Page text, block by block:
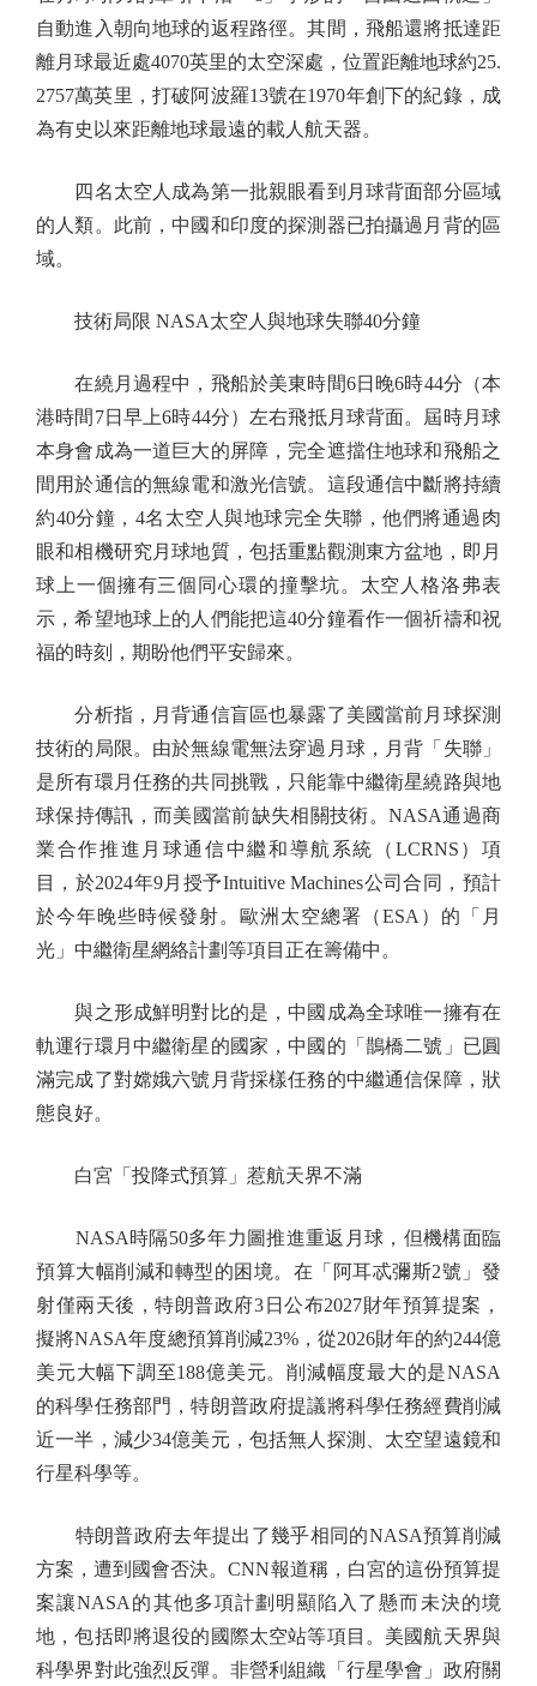
自動進入朝向地球的返程路徑。其間，飛船還將抵達距
離月球最近處4070英里的太空深處，位置距離地球約25.
2757萬英里，打破阿波羅13號在1970年創下的紀錄，成
為有史以來距離地球最遠的載人航天器。
四名太空人成為第一批親眼看到月球背面部分區域
的人類。此前，中國和印度的探測器已拍攝過月背的區
域。
技術局限 NASA太空人與地球失聯40分鐘
在繞月過程中，飛船於美東時間6日晚6時44分（本
港時間7日早上6時44分）左右飛抵月球背面。屆時月球
本身會成為一道巨大的屏障，完全遮擋住地球和飛船之
間用於通信的無線電和激光信號。這段通信中斷將持續
約40分鐘，4名太空人與地球完全失聯，他們將通過肉
眼和相機研究月球地質，包括重點觀測東方盆地，即月
球上一個擁有三個同心環的撞擊坑。太空人格洛弗表
示，希望地球上的人們能把這40分鐘看作一個祈禱和祝
福的時刻，期盼他們平安歸來。
分析指，月背通信盲區也暴露了美國當前月球探測
技術的局限。由於無線電無法穿過月球，月背「失聯」
是所有環月任務的共同挑戰，只能靠中繼衛星繞路與地
球保持傳訊，而美國當前缺失相關技術。NASA通過商
業合作推進月球通信中繼和導航系統（LCRNS）項
目，於2024年9月授予Intuitive Machines公司合同，預計
於今年晚些時候發射。歐洲太空總署（ESA）的「月
光」中繼衛星網絡計劃等項目正在籌備中。
與之形成鮮明對比的是，中國成為全球唯一擁有在
軌運行環月中繼衛星的國家，中國的「鵲橋二號」已圓
滿完成了對嫦娥六號月背採樣任務的中繼通信保障，狀
態良好。
白宮「投降式預算」惹航天界不滿
NASA時隔50多年力圖推進重返月球，但機構面臨
預算大幅削減和轉型的困境。在「阿耳忒彌斯2號」發
射僅兩天後，特朗普政府3日公布2027財年預算提案，
擬將NASA年度總預算削減23%，從2026財年的約244億
美元大幅下調至188億美元。削減幅度最大的是NASA
的科學任務部門，特朗普政府提議將科學任務經費削減
近一半，減少34億美元，包括無人探測、太空望遠鏡和
行星科學等。
特朗普政府去年提出了幾乎相同的NASA預算削減
方案，遭到國會否決。CNN報道稱，白宮的這份預算提
案讓NASA的其他多項計劃明顯陷入了懸而未決的境
地，包括即將退役的國際太空站等項目。美國航天界與
科學界對此強烈反彈。非營利組織「行星學會」政府關